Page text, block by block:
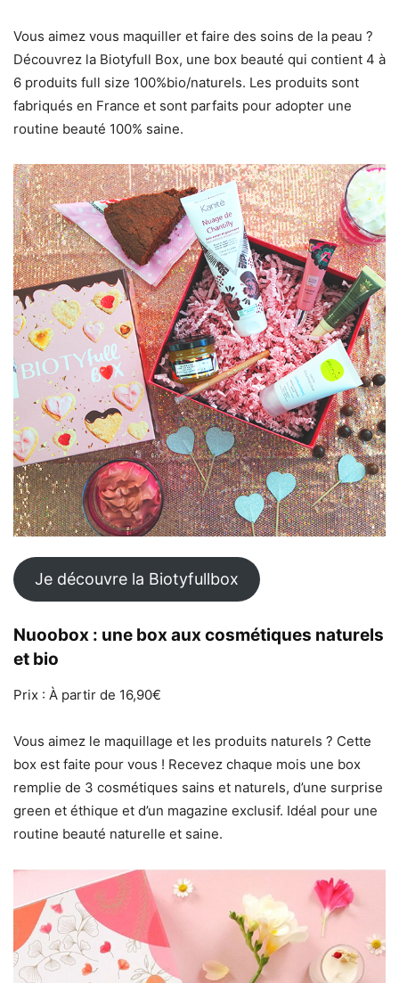
Vous aimez vous maquiller et faire des soins de la peau ?
Découvrez la Biotyfull Box, une box beauté qui contient 4 à
6 produits full size 100%bio/naturels. Les produits sont
fabriqués en France et sont parfaits pour adopter une
routine beauté 100% saine.
Je découvre la Biotyfullbox
Nuoobox : une box aux cosmétiques naturels
et bio
Prix : À partir de 16,90€
Vous aimez le maquillage et les produits naturels ? Cette
box est faite pour vous ! Recevez chaque mois une box
remplie de 3 cosmétiques sains et naturels, d’une surprise
green et éthique et d’un magazine exclusif. Idéal pour une
routine beauté naturelle et saine.